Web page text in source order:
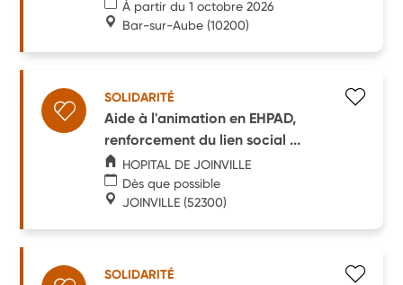
À partir du 1 octobre 2026
Bar-sur-Aube (10200)
SOLIDARITÉ
Aide à l'animation en EHPAD,
renforcement du lien social ...
HOPITAL DE JOINVILLE
Dès que possible
JOINVILLE (52300)
SOLIDARITÉ